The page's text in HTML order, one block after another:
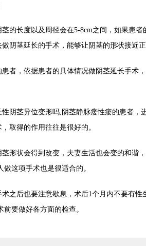
长度以及周径会在5-8cm之间，如果患者
阴茎延长的手术，能够让阴茎的形状接近
，依据患者的具体情况做阴茎延长手术
茎异位变形吗,阴茎静脉瘘性痿的患者，
取得的作用往往是很好的。
状会得到改变，夫妻生活也会变的和谐
这项手术也是很适合的。
后也要注意歇息，术后1个月内不要有性
要做好各方面的检查。